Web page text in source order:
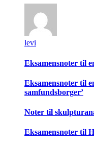
levi
Eksamensnoter til
Eksamensnoter til
samfundsborger’
Noter til
Eksamensnoter til